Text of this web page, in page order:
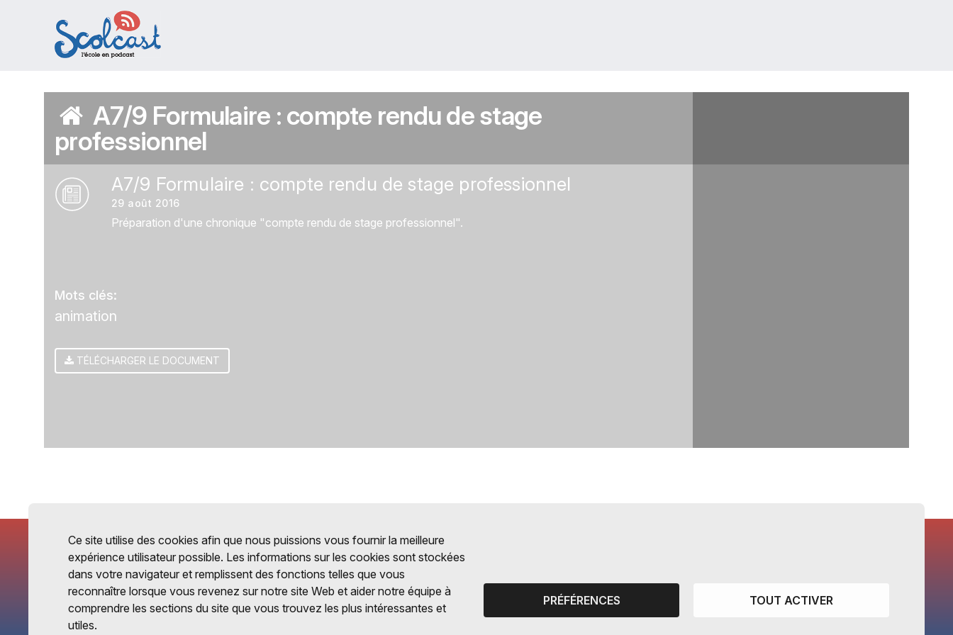
Aller au contenu principal
A7/9 Formulaire : compte rendu de stage
professionnel
A7/9 Formulaire : compte rendu de stage professionnel
29 août 2016
Préparation d'une chronique "compte rendu de stage professionnel".
Mots clés:
animation
TÉLÉCHARGER LE DOCUMENT
CANTONS PARTENAIRES
Vaud
Ce site utilise des cookies afin que nous puissions vous fournir la meilleure
expérience utilisateur possible. Les informations sur les cookies sont stockées
dans votre navigateur et remplissent des fonctions telles que vous
reconnaître lorsque vous revenez sur notre site Web et aider notre équipe à
comprendre les sections du site que vous trouvez les plus intéressantes et
utiles.
PRÉFÉRENCES TOUT ACTIVER